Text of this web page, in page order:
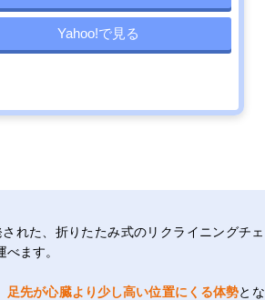
Yahoo!で見る
れた、折りたたみ式のリクライニングチェ
ます。
足先が心臓より少し高い位置にくる体勢とな